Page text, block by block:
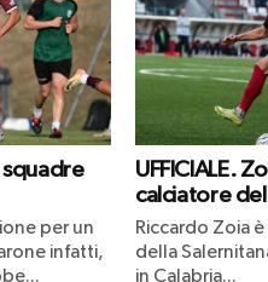
per un
infatti,
UFFICIALE.
calciatore
Riccardo Zoia
della
in Calabria...